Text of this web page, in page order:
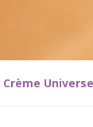
Crème